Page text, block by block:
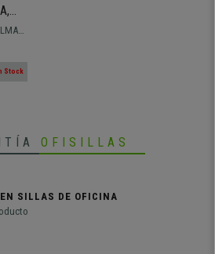
y
Stock
OFISILLAS
SILLAS DE OFICINA